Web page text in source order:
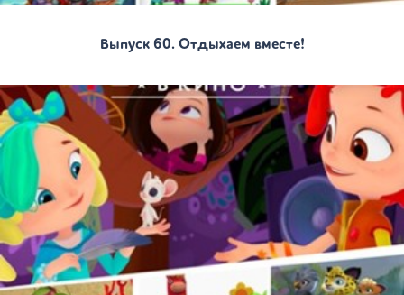
Выпуск 60. Отдыхаем вместе!